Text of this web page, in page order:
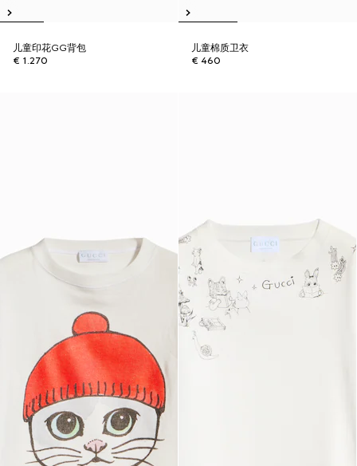
儿童印花GG背包
€ 1.270
儿童棉质卫衣
€ 460